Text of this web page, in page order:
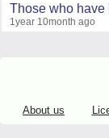
Those who have
1year 10month ago
About us